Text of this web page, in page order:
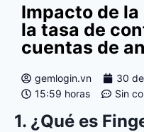
Impacto de
la tasa de
cuentas de
gemlogin.vn
30
15:59 horas
Sin
1. ¿Qué es